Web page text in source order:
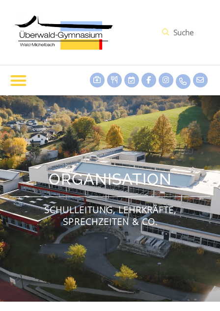
ORGANISATION
SCHULLEITUNG, LEHRKRÄFTE,
SPRECHZEITEN & CO.